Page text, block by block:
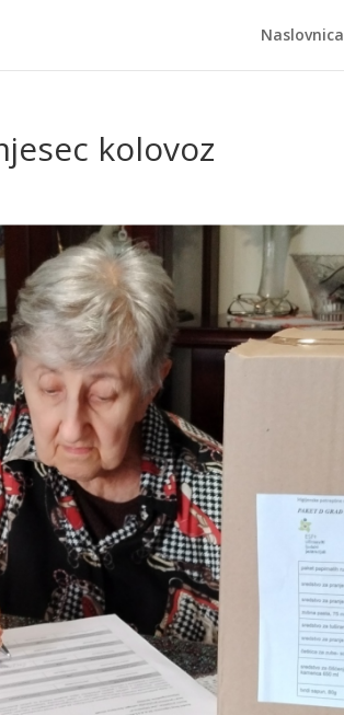
Naslovnica
kolovoz